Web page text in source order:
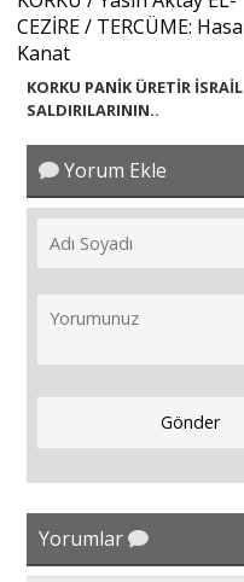
KORKU PANİK ÜRETİR İSRAİL
SALDIRILARININ..
Yorum Ekle
Yorumlar